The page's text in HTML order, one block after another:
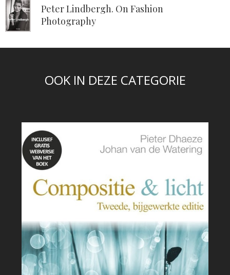
Peter Lindbergh. On Fashion
Photography
OOK IN DEZE CATEGORIE